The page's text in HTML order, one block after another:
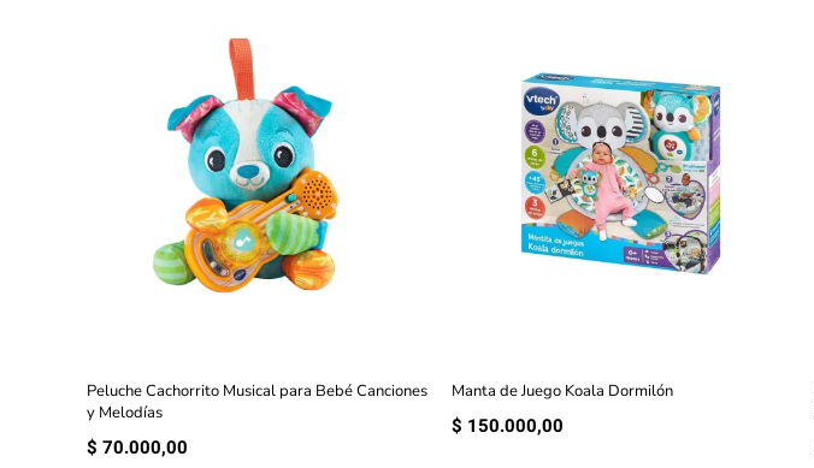
Peluche Cachorrito Musical para Bebé Canciones
y Melodías
$ 70.000,00
Manta de Juego Koala Dormilón
$ 150.000,00